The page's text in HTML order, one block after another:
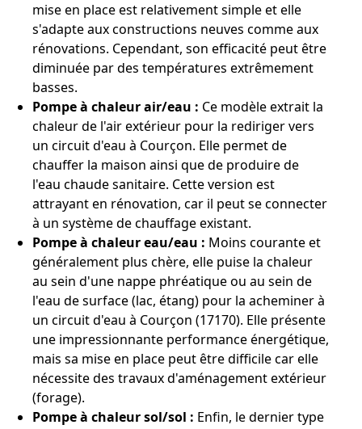
mise en place est relativement simple et elle
s'adapte aux constructions neuves comme aux
rénovations. Cependant, son efficacité peut être
diminuée par des températures extrêmement
basses.
Pompe à chaleur air/eau : Ce modèle extrait la
chaleur de l'air extérieur pour la rediriger vers
un circuit d'eau à Courçon. Elle permet de
chauffer la maison ainsi que de produire de
l'eau chaude sanitaire. Cette version est
attrayant en rénovation, car il peut se connecter
à un système de chauffage existant.
Pompe à chaleur eau/eau : Moins courante et
généralement plus chère, elle puise la chaleur
au sein d'une nappe phréatique ou au sein de
l'eau de surface (lac, étang) pour la acheminer à
un circuit d'eau à Courçon (17170). Elle présente
une impressionnante performance énergétique,
mais sa mise en place peut être difficile car elle
nécessite des travaux d'aménagement extérieur
(forage).
Pompe à chaleur sol/sol : Enfin, le dernier type